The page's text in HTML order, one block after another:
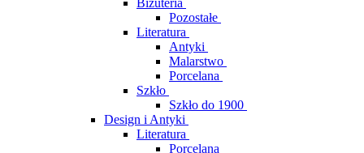
Biżuteria
Pozostałe
Literatura
Antyki
Malarstwo
Porcelana
Szkło
Szkło do 1900
Design i Antyki
Literatura
Porcelana